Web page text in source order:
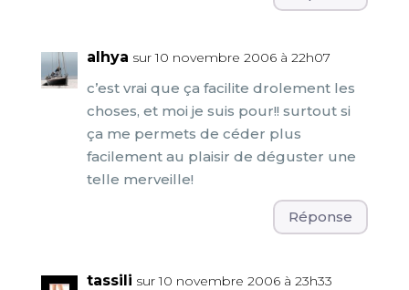
alhya sur 10 novembre 2006 à 22h07
c’est vrai que ça facilite drolement les
choses, et moi je suis pour!! surtout si
ça me permets de céder plus
facilement au plaisir de déguster une
telle merveille!
Réponse
tassili sur 10 novembre 2006 à 23h33